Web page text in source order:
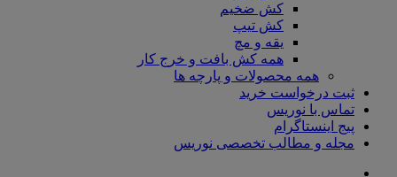
کش ضخیم
کش تیپ
یقه و مچ
همه کش بافت و خرج کار
همه محصولات و پارچه ها
ثبت درخواست خرید
تماس با نوریس
پیج اینستاگرام
مجله و مطالب تخصصی نوریس